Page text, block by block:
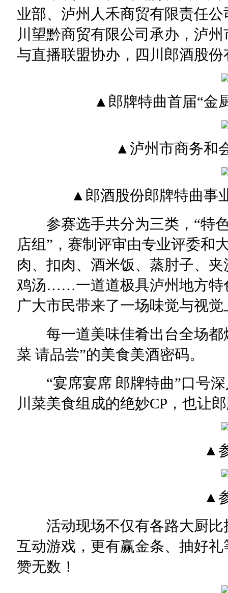
业部、泸州人禾商贸有限责任
川望黔商贸有限公司承办，泸
与直播联盟协办，四川郎酒股
▲郎牌特曲首届“金厨
▲泸州市商务和会
▲郎酒股份郎牌特曲事业
参赛选手共分为三类，“特色
店组”，赛制评审由专业评委和
肉、扣肉、酒米饭、蒸肘子、
鸡汤……一道道极具泸州地方特
广大市民带来了一场味觉与视
每一道美味佳肴出台全场都
菜 请品尝”的美食美酒密码。
“宴席宴席 郎牌特曲”口号深
川菜美食组成的绝妙CP，也让
▲参
▲参
活动现场不仅有各路大厨比
互动游戏，更有赢金条、抽好
赞无数！